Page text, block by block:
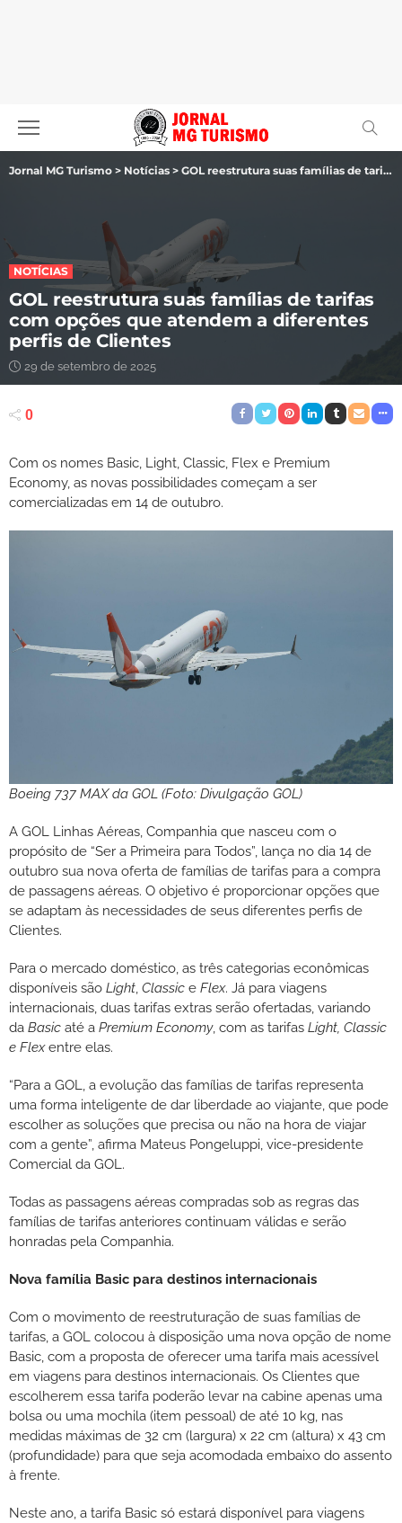
Jornal MG Turismo > Notícias > GOL reestrutura suas famílias de tarifas com opções que atendem a diferentes perfis de Clientes
NOTÍCIAS
GOL reestrutura suas famílias de tarifas
com opções que atendem a diferentes
perfis de Clientes
29 de setembro de 2025
0
Com os nomes Basic, Light, Classic, Flex e Premium
Economy, as novas possibilidades começam a ser
comercializadas em 14 de outubro.
Boeing 737 MAX da GOL (Foto: Divulgação GOL)
A GOL Linhas Aéreas, Companhia que nasceu com o
propósito de “Ser a Primeira para Todos”, lança no dia 14 de
outubro sua nova oferta de famílias de tarifas para a compra
de passagens aéreas. O objetivo é proporcionar opções que
se adaptam às necessidades de seus diferentes perfis de
Clientes.
Para o mercado doméstico, as três categorias econômicas
disponíveis são Light, Classic e Flex. Já para viagens
internacionais, duas tarifas extras serão ofertadas, variando
da Basic até a Premium Economy, com as tarifas Light, Classic
e Flexentre elas.
“Para a GOL, a evolução das famílias de tarifas representa
uma forma inteligente de dar liberdade ao viajante, que pode
escolher as soluções que precisa ou não na hora de viajar
com a gente”, afirma Mateus Pongeluppi, vice-presidente
Comercial da GOL.
Todas as passagens aéreas compradas sob as regras das
famílias de tarifas anteriores continuam válidas e serão
honradas pela Companhia.
Nova família Basic para destinos internacionais
Com o movimento de reestruturação de suas famílias de
tarifas, a GOL colocou à disposição uma nova opção de nome
Basic, com a proposta de oferecer uma tarifa mais acessível
em viagens para destinos internacionais. Os Clientes que
escolherem essa tarifa poderão levar na cabine apenas uma
bolsa ou uma mochila (item pessoal) de até 10 kg, nas
medidas máximas de 32 cm (largura) x 22 cm (altura) x 43 cm
(profundidade) para que seja acomodada embaixo do assento
à frente.
Neste ano, a tarifa Basic só estará disponível para viagens